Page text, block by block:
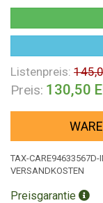
Listenpreis:
Preis: 130,50
TAX-CARE94633567D-
VERSANDKOSTEN
Preisgarantie